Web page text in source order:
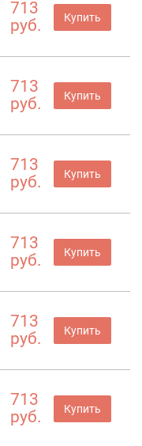
713
руб.
Купить
713
руб.
Купить
713
руб.
Купить
713
руб.
Купить
713
руб.
Купить
713
руб.
Купить